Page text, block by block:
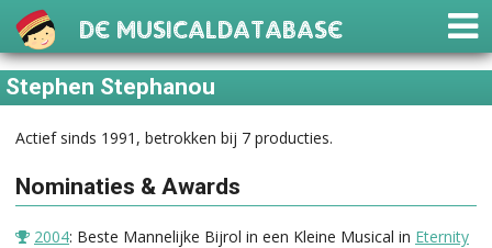
De Musicaldatabase
Stephen Stephanou
Actief sinds 1991, betrokken bij 7 producties.
Nominaties & Awards
2004: Beste Mannelijke Bijrol in een Kleine Musical in Eternity